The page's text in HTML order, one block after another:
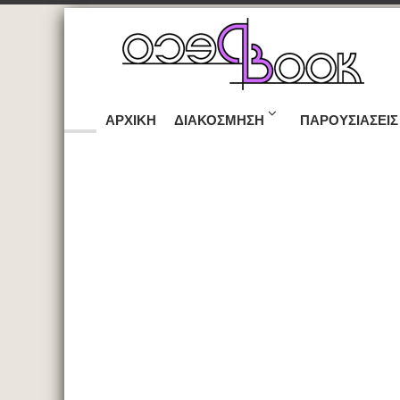
ΑΡΧΙΚΉ ΔΙΑΚΌΣΜΗΣΗ ΠΑΡΟΥΣΙΆΣΕΙΣ